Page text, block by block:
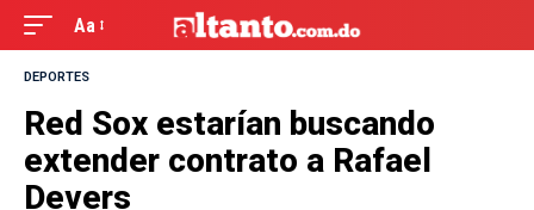
Aa
DEPORTES
Red Sox estarían buscando
extender contrato a Rafael
Devers